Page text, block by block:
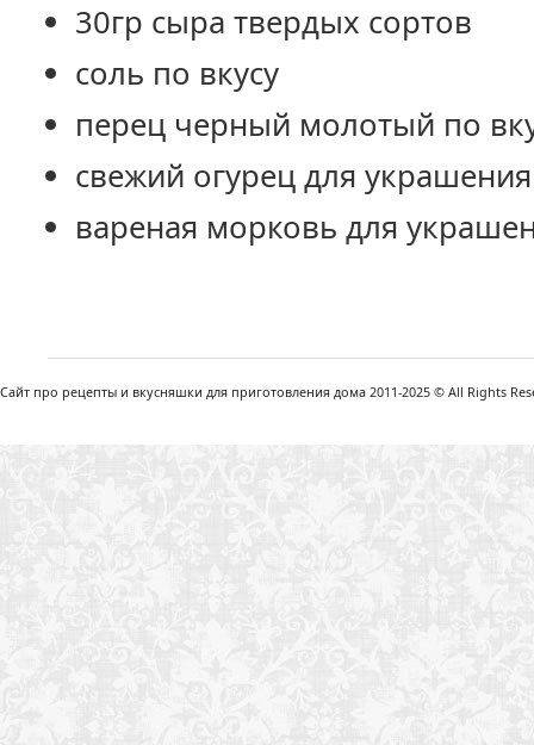
30гр сыра твердых сортов
соль по вкусу
перец черный молотый по
свежий огурец для украшения
вареная морковь для
Сайт про рецепты и вкусняшки для приготовления дома 2011-2025 © All Rights